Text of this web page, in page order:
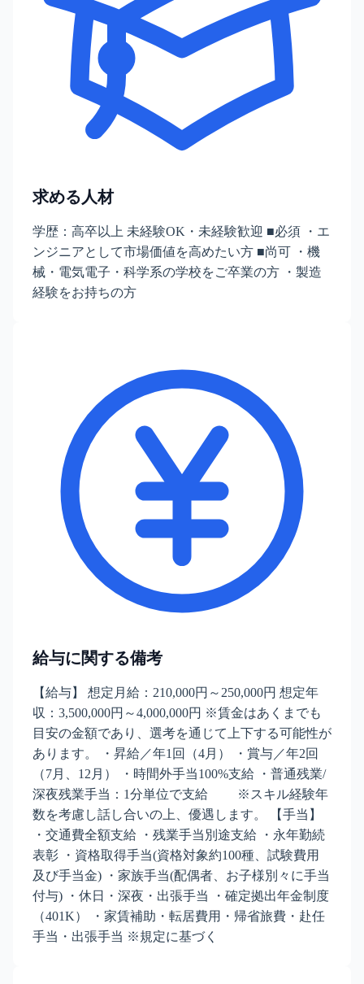
求める人材
学歴：高卒以上 未経験OK・未経験歓迎 ■必須 ・エ
ンジニアとして市場価値を高めたい方 ■尚可 ・機
械・電気電子・科学系の学校をご卒業の方 ・製造
経験をお持ちの方
給与に関する備考
【給与】 想定月給：210,000円～250,000円 想定年
収：3,500,000円～4,000,000円 ※賃金はあくまでも
目安の金額であり、選考を通じて上下する可能性が
あります。 ・昇給／年1回（4月） ・賞与／年2回
（7月、12月） ・時間外手当100%支給 ・普通残業/
深夜残業手当：1分単位で支給 ※スキル経験年
数を考慮し話し合いの上、優遇します。 【手当】
・交通費全額支給 ・残業手当別途支給 ・永年勤続
表彰 ・資格取得手当(資格対象約100種、試験費用
及び手当金) ・家族手当(配偶者、お子様別々に手当
付与) ・休日・深夜・出張手当 ・確定拠出年金制度
（401K） ・家賃補助・転居費用・帰省旅費・赴任
手当・出張手当 ※規定に基づく